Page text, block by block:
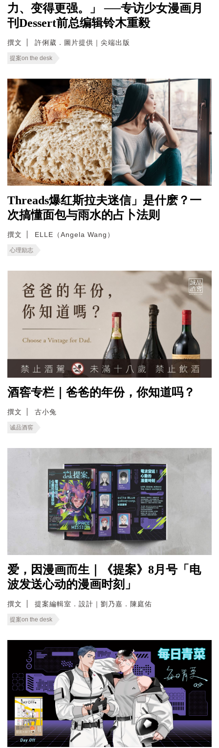
力、变得更强。」 ──专访少女漫画月
刊Dessert前总编辑铃木重毅
撰文 許俐葳．圖片提供｜尖端出版
提案on the desk
Threads爆红斯拉夫迷信」是什麽？一
次搞懂面包与雨水的占卜法则
撰文 ELLE（Angela Wang）
心理励志
酒窖专栏｜爸爸的年份，你知道吗？
撰文 古小兔
诚品酒窖
爱，因漫画而生｜《提案》8月号「电
波发送心动的漫画时刻」
撰文 提案編輯室．設計｜劉乃嘉．陳庭佑
提案on the desk